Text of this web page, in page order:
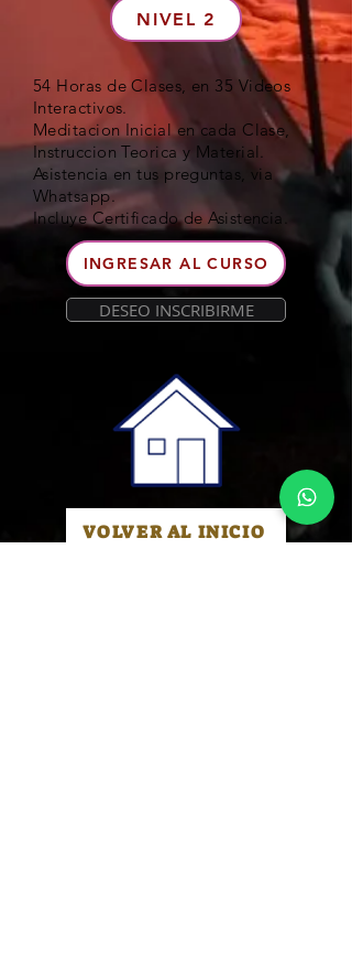
NIVEL 2
54 Horas de Clases, en 35 Videos
Interactivos.
Meditacion Inicial en cada Clase,
Instruccion Teorica y Material.
Asistencia en tus preguntas, via
Whatsapp.
Incluye Certificado de Asistencia.
INGRESAR AL CURSO
DESEO INSCRIBIRME
VOLVER AL INICIO